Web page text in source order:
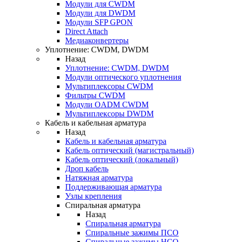
Модули для CWDM
Модули для DWDM
Модули SFP GPON
Direct Attach
Медиаконвертеры
Уплотнение: CWDM, DWDM
Назад
Уплотнение: CWDM, DWDM
Модули оптического уплотнения
Мультиплексоры CWDM
Фильтры CWDM
Модули OADM CWDM
Мультиплексоры DWDM
Кабель и кабельная арматура
Назад
Кабель и кабельная арматура
Кабель оптический (магистральный)
Кабель оптический (локальный)
Дроп кабель
Натяжная арматура
Поддерживающая арматура
Узлы крепления
Спиральная арматура
Назад
Спиральная арматура
Спиральные зажимы ПСО